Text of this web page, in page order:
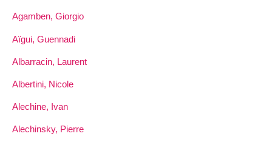
Agamben, Giorgio
Aïgui, Guennadi
Albarracin, Laurent
Albertini, Nicole
Alechine, Ivan
Alechinsky, Pierre